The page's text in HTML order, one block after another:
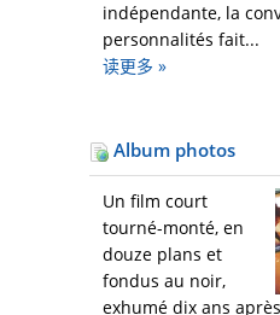
indépendante, la
personnalités fait...
读更多 »
Album photos
Un film court
tourné-monté, en
douze plans et
fondus au noir,
exhumé dix ans